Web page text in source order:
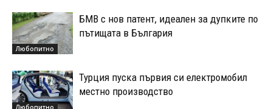
Любопитно
БМВ с нов патент, идеален за дупките по
пътищата в България
Любопитно
Турция пуска първия си електромобил
местно производство